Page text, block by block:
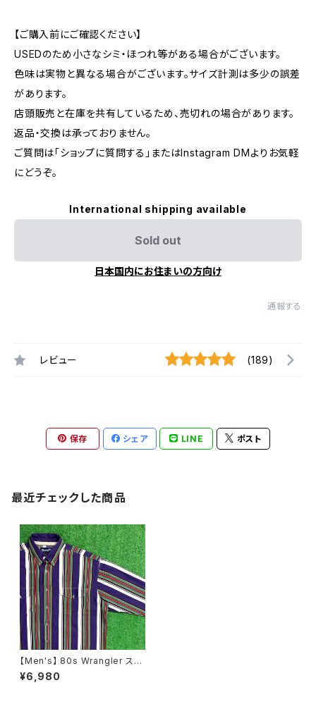
【ご購入前にご確認ください】
USEDのため小さなシミ・ほつれ等がある場合がございます。
色味は実物と異なる場合がございます。サイズ計測は多少の誤差
があります。
店頭販売と在庫を共有しているため、売切れの場合があります。
返品・交換は承っておりません。
ご質問は「ショップに質問する」またはInstagram DMよりお気軽
にどうぞ。
International shipping available
Sold out
日本国内にお住まいの方向け
通報する
レビュー (189)
保存 シェア LINE ポスト
最近チェックした商品
【Men's】 80s Wrangler スト
ライプ シャツ / 80年代 ラングラ
ー メンズ N0734
¥6,980